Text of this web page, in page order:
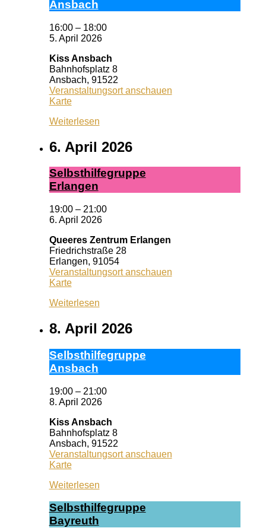
Ans­bach
16:00 – 18:00
5. April 2026
Kiss Ansbach
Bahnhofsplatz 8
Ansbach, 91522
Veranstaltungsort anschauen
KarteKiss
Weiterlesen
6. April 2026
Selbst­hil­fe­grup­pe
Er­lan­gen
19:00 – 21:00
6. April 2026
Queeres Zentrum Erlangen
Friedrichstraße 28
Erlangen, 91054
Veranstaltungsort anschauen
KarteQueeres
Erlangen
Weiterlesen
8. April 2026
Selbst­hil­fe­grup­pe
Ans­bach
19:00 – 21:00
8. April 2026
Kiss Ansbach
Bahnhofsplatz 8
Ansbach, 91522
Veranstaltungsort anschauen
KarteKiss
Weiterlesen
Selbst­hil­fe­grup­pe
Bay­reuth